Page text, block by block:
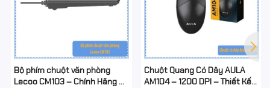
Bộ phím chuột văn phòng
Lecoo CM103 – Chính Hãng –
Chuột Quang Có Dây AULA
AM104 – 1200 DPI – Thiết Kế